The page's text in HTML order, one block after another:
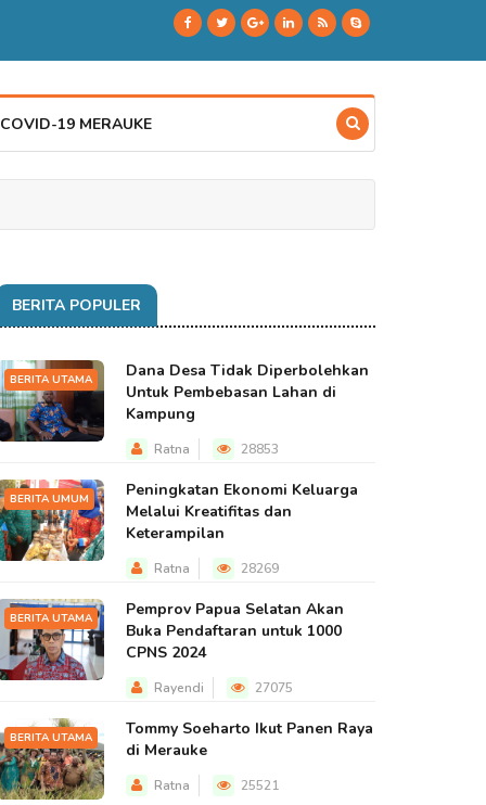
19 MERAUKE
BERITA POPULER
BERITA UTAMA
Dana Desa Tidak Diperbolehkan
Untuk Pembebasan Lahan di
Kampung
Ratna 28853
BERITA UMUM
Peningkatan Ekonomi Keluarga
Melalui Kreatifitas dan
Keterampilan
Ratna 28269
BERITA UTAMA
Pemprov Papua Selatan Akan
Buka Pendaftaran untuk 1000
CPNS 2024
Rayendi 27075
BERITA UTAMA
Tommy Soeharto Ikut Panen Raya
di Merauke
Ratna 25521